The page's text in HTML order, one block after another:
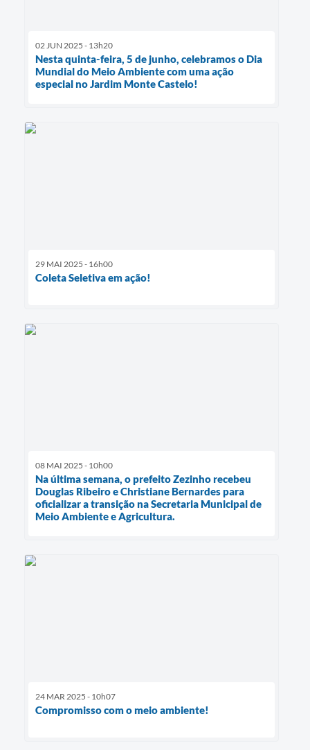
02 JUN 2025 - 13h20
Nesta quinta-feira, 5 de junho, celebramos o Dia
Mundial do Meio Ambiente com uma ação
especial no Jardim Monte Castelo!
29 MAI 2025 - 16h00
Coleta Seletiva em ação!
08 MAI 2025 - 10h00
Na última semana, o prefeito Zezinho recebeu
Douglas Ribeiro e Christiane Bernardes para
oficializar a transição na Secretaria Municipal de
Meio Ambiente e Agricultura.
24 MAR 2025 - 10h07
Compromisso com o meio ambiente!